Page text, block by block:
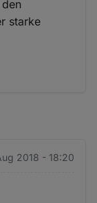
starke
2018 - 18:20